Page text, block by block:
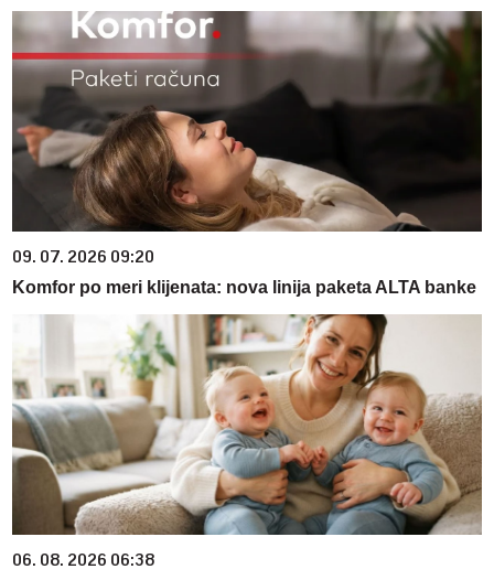
09. 07. 2026 09:20
Komfor po meri klijenata: nova linija paketa ALTA banke
06. 08. 2026 06:38